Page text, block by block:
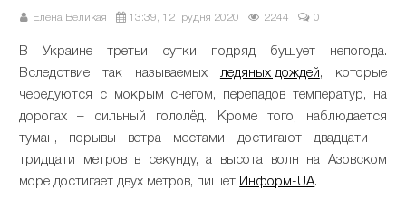
Елена Великая 13:39, 12 Грудня 2020 2244 0
В Украине третьи сутки подряд бушует непогода.
Вследствие так называемых ледяных дождей, которые
чередуются с мокрым снегом, перепадов температур, на
дорогах – сильный гололёд. Кроме того, наблюдается
туман, порывы ветра местами достигают двадцати –
тридцати метров в секунду, а высота волн на Азовском
море достигает двух метров, пишет Информ-UA.